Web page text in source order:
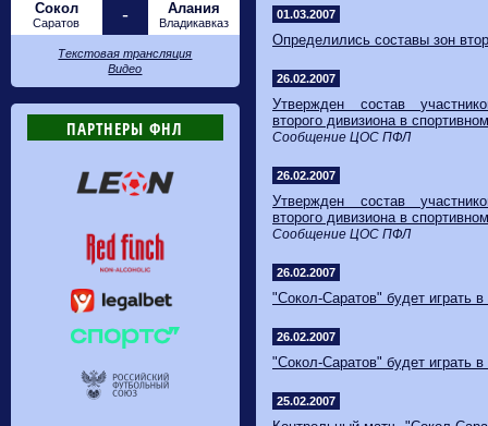
Сокол
Саратов - Алания
Владикавказ
Текстовая трансляция
Видео
ПАРТНЕРЫ ФНЛ
01.03.2007
Определились составы зон
26.02.2007
Утвержден состав
второго дивизиона в
Сообщение ЦОС ПФЛ
26.02.2007
Утвержден состав
второго дивизиона в
Сообщение ЦОС ПФЛ
26.02.2007
"Сокол-Саратов" будет играть
26.02.2007
"Сокол-Саратов" будет играть
25.02.2007